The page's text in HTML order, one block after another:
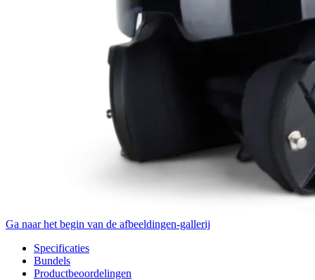
Ga naar het begin van de afbeeldingen-gallerij
Specificaties
Bundels
Productbeoordelingen